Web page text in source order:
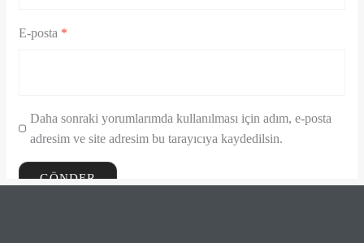
E-posta *
Daha sonraki yorumlarımda kullanılması için adım, e-posta
adresim ve site adresim bu tarayıcıya kaydedilsin.